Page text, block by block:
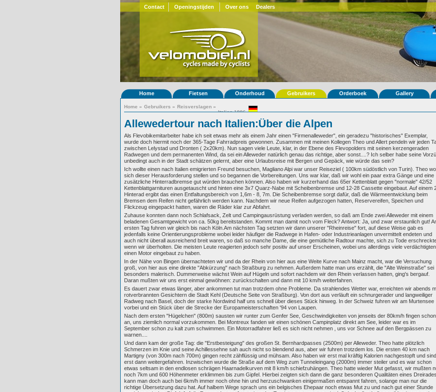
Contact Openingstijden Over ons Dealers
Home Fietsen Onderhoud Gebruikers Orderboek Gallery
Home » Gebruikers » Reisverslagen »
Italien 1996
Allewedertour nach Italien:Über die Alpen
Als Flevobikemitarbeiter habe ich seit etwas mehr als einem Jahr einen "Firmenalleweder", ein geradezu "historisches" Exemplar,
wurde doch hiermit noch der 365-Tage Fahrradpreis gewonnen. Zusammen mit meinen Kollegen Theo und Allert pendeln wir jeden
zwischen Lelystad und Dronten ( 2x20km). Nun sagen viele Leute, klar, in der Ebene des Flevopolders mit seinen kerzengeraden
Radwegen und dem permanenten Wind, da sei ein Alleweder natürlich genau das richtige, aber sonst....? Ich selber habe seine
unbedingt auch in der Stadt schätzen gelernt, aber eine Urlaubsreise mit Bergen und Gepäck, wie würde das sein?
Ich wollte einen nach Italien emigrierten Freund besuchen, Magliano Alpi war unser Reiseziel ( 100km südöstlich von Turin). Theo
sich dieser Herausforderung stellen und so begannen die Vorbereitungen. Uns war klar, daß wir wohl ein paar extra Gänge und eine
zusätzliche Hinterradbremse gut würden brauchen können. Also haben wir kurzerhand das 65er Kettenblatt gegen "normale" 42/52
Kettenblattgarnituren ausgetauscht und hinten eine 3x7 Quarz-Nabe mit Scheibenbremse und 12-28 Cassette eingebaut. Auf einem
Hinterad ergibt das einen Entfaltungsbereich von 1,6m - 8, 7m. Die Scheibenbremse sorgt dafür, daß die Wärmeentwicklung beim
Bremsen dem Reifen nicht gefährlich werden kann. Nachdem wir neue Reifen aufgezogen hatten, Reservereifen, Speichen und
Flickzeug eingepackt hatten, waren die Räder klar zur Abfahrt.
Zuhause konnten dann noch Schlafsack, Zelt und Campingausrüstung verladen werden, so daß am Ende zwei Alleweder mit einem
beladenen Gesamtgewicht von ca. 50kg bereitstanden. Kommt man damit noch vom Fleck? Antwort: Ja, und zwar erstaunlich gut!
ersten Tag fuhren wir gleich bis nach Köln.Am nächsten Tag setzten wir dann unserer "Rheinreise" fort, auf diese Weise gab es
jedenfalls keine Orientierungsprobleme wobei leider häufiger die Radwege in Hafen- oder Industrieanlagen unvermittelt endeten und
auch nicht überall ausreichend breit waren, so daß so manche Dame, die eine gemütliche Radtour machte, sich zu Tode
wenn wir überholten. Die meisten Leute reagierten jedoch sehr positiv auf unser Erscheinen, wobei uns allerdings viele verdächtigten,
einen Motor eingebaut zu haben.
In der Nähe von Bingen übernachteten wir und da der Rhein von hier aus eine Weite Kurve nach Mainz macht, war die Versuchung
groß, von hier aus eine direkte "Abkürzung" nach Straßburg zu nehmen. Außerdem hatte man uns erzählt, die "Alte Weinstraße" sei
besonders malerisch. Dummerweise wächst Wein auf Hügeln und sofort nachdem wir den Rhein verlassen hatten, ging's bergauf.
Daran mußten wir uns erst einmal gewöhnen: zurückschalten und dann mit 10 km/h weiterfahren.
Es dauert zwar etwas länger, aber ankommen tut man trotzdem ohne Probleme. Da strahlendes Wetter war, erreichten wir abends
rotverbrannten Gesichtern die Stadt Kehl (Deutsche Seite von Straßburg). Von dort aus verläuft ein schnurgerader und langweiliger
Radweg nach Basel, doch der starke Nordwind half uns schnell über dieses Stück hinweg. In der Schweiz fuhren wir am Murtensee
vorbei und ein Stück über die Strecke der Europameisterschaften '94 von Laupen.
Nach dem ersten "Hügelchen" (800m) sausten wir runter zum Genfer See, Geschwindigkeiten von jenseits der 80km/h fingen schon
an, uns ziemlich normal vorzukommen. Bei Montreux fanden wir einen schönen Campinplatz direkt am See, leider war es im
September schon zu kalt zum schwimmen. Ein Motorradfahrer ließ es sich nicht nehmen , uns vor Schnee auf den Bergpässen zu
warnen....
Und dann kam der große Tag: die "Erstbesteigung" des großen St. Bernhardpasses (2500m) per Alleweder. Theo hatte plötzlich
Schmerzen im Knie und seine Achillessehne sah auch nicht so blendend aus, aber wir fuhren trotzdem los. Die ersten 40 km nach
Martigny (von 300m nach 700m) gingen recht zähflüssig und mühsam. Also haben wir erst mal kräftig Kalorien nachgestopft und sind
erst dann weitergefahren. Inzwischen wurde die Straße auf dem Weg zum Tunneleingang (2000m) immer steiler und es war schon
etwas seltsam in den endlosen schrägen Haarnadelkurven mit 8 km/h schiefzuhängen. Theo hatte wieder Mut gefasst, wir mußten
noch 7km und 600 Höhenmeter erklimmen bis zum Gipfel. Hierbei zeigten sich dann die ganz besonderen Qualitäten eines Dreirades,
kann man doch auch bei 6km/h immer noch ohne hin und herzuschwanken einigermaßen entspannt fahren, solange man nur die
richtige Übersetzung dazu hat. Auf halbem Wege sprach uns ein belgisches Ehepaar noch etwas Mut zu und nach gut einer Stunde